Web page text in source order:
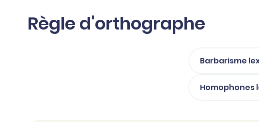
Secteur public
Améliorer son
français
professionnel
Règle
Règle d'orthographe
Barbarisme
Homophones